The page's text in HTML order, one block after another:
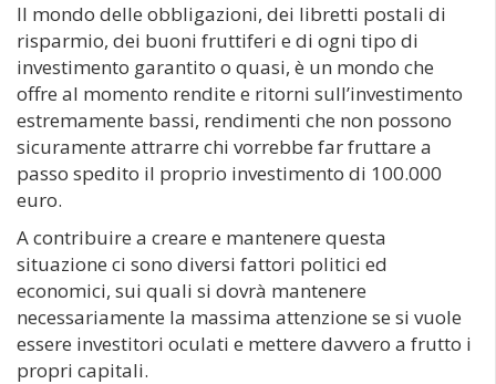
Il mondo delle obbligazioni, dei libretti postali di
risparmio, dei buoni fruttiferi e di ogni tipo di
investimento garantito o quasi, è un mondo che
offre al momento rendite e ritorni sull’investimento
estremamente bassi, rendimenti che non possono
sicuramente attrarre chi vorrebbe far fruttare a
passo spedito il proprio investimento di 100.000
euro.
A contribuire a creare e mantenere questa
situazione ci sono diversi fattori politici ed
economici, sui quali si dovrà mantenere
necessariamente la massima attenzione se si vuole
essere investitori oculati e mettere davvero a frutto i
propri capitali.